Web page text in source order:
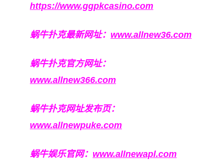
https://www.ggpkcasino.com
蜗牛扑克最新网址： www.allnew36.com
蜗牛扑克官方网址：
www.allnew366.com
蜗牛扑克网址发布页：
www.allnewpuke.com
蜗牛娱乐官网： www.allnewapl.com